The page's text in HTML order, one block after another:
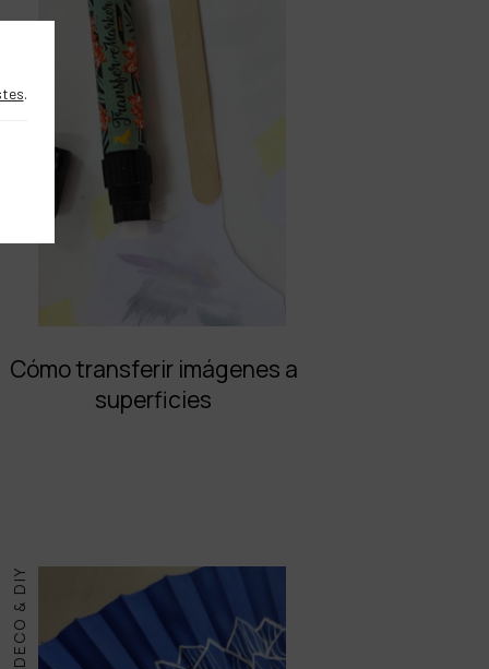
Cómo transferir imágenes a
superficies
DECO & DIY
.